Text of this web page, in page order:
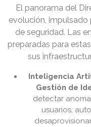
El panorama del
evolución,
de seguridad. Las
preparadas para
sus
Inteligencia
Gestión de
detectar
usuarios,